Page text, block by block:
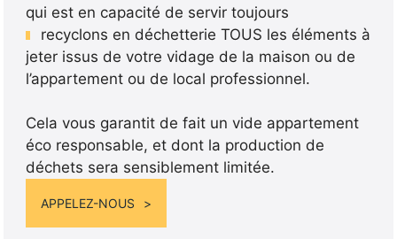
qui est en capacité de servir toujours
recyclons en déchetterie TOUS les éléments à
jeter issus de votre vidage de la maison ou de
l’appartement ou de local professionnel.
Cela vous garantit de fait un vide appartement
éco responsable, et dont la production de
déchets sera sensiblement limitée.
APPELEZ-NOUS